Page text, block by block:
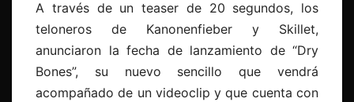
A través de un teaser de 20 segundos, los
teloneros de Kanonenfieber y Skillet,
anunciaron la fecha de lanzamiento de “Dry
Bones”, su nuevo sencillo que vendrá
acompañado de un videoclip y que cuenta con